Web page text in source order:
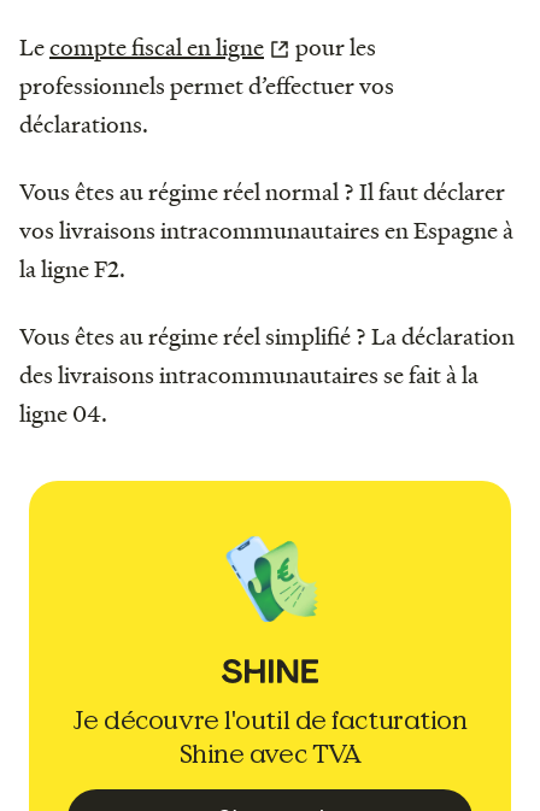
Lecompte fiscal en ligne
pour les
professionnels permet d’effectuer vos
déclarations.
Vous êtes au régime réel normal ? Il faut déclarer
vos livraisons intracommunautaires en Espagne à
la ligne F2.
Vous êtes au régime réel simplifié ? La déclaration
des livraisons intracommunautaires se fait à la
ligne 04.
Je découvre l'outil de facturation
Shine avec TVA